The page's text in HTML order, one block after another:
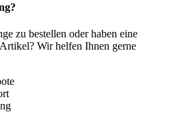
zu bestellen oder haben eine
Wir helfen Ihnen gerne